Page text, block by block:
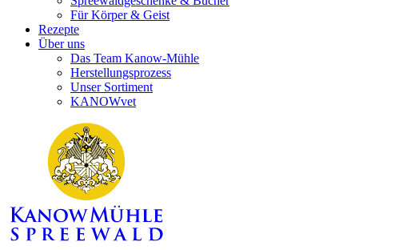
Für Körper & Geist
Rezepte
Über uns
Das Team Kanow-Mühle
Herstellungsprozess
Unser Sortiment
KANOWvet